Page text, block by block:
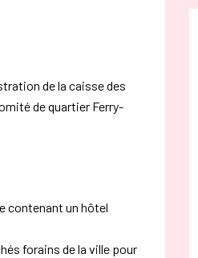
de la caisse des
de quartier Ferry-
contenant un hôtel
forains de la ville pour